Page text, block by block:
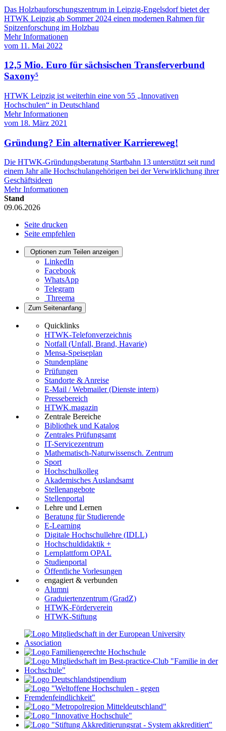
Das Holzbauforschungszentrum in Leipzig-Engelsdorf bietet der
HTWK Leipzig ab Sommer 2024 einen modernen Rahmen für
Spitzenforschung im Holzbau
Mehr Informationen
vom 11. Mai 2022
12,5 Mio. Euro für sächsischen Transferverbund
Saxony⁵
HTWK Leipzig ist weiterhin eine von 55 „Innovativen
Hochschulen“ in Deutschland
Mehr Informationen
vom 18. März 2021
Gründung? Ein alternativer Karriereweg!
Die HTWK-Gründungsberatung Startbahn 13 unterstützt seit rund
einem Jahr alle Hochschulangehörigen bei der Verwirklichung ihrer
Geschäftsideen
Mehr Informationen
Stand
09.06.2026
Seite drucken
Seite empfehlen
Optionen zum Teilen anzeigen
LinkedIn
Facebook
WhatsApp
Telegram
Threema
Zum Seitenanfang
Quicklinks
HTWK-Telefonverzeichnis
Notfall (Unfall, Brand, Havarie)
Mensa-Speiseplan
Stundenpläne
Prüfungen
Standorte & Anreise
E-Mail / Webmailer (Dienste intern)
Pressebereich
HTWK.magazin
Zentrale Bereiche
Bibliothek und Katalog
Zentrales Prüfungsamt
IT-Servicezentrum
Mathematisch-Naturwissensch. Zentrum
Sport
Hochschulkolleg
Akademisches Auslandsamt
Stellenangebote
Stellenportal
Lehre und Lernen
Beratung für Studierende
E-Learning
Digitale Hochschullehre (IDLL)
Hochschuldidaktik +
Lernplattform OPAL
Studienportal
Öffentliche Vorlesungen
engagiert & verbunden
Alumni
Graduiertenzentrum (GradZ)
HTWK-Förderverein
HTWK-Stiftung